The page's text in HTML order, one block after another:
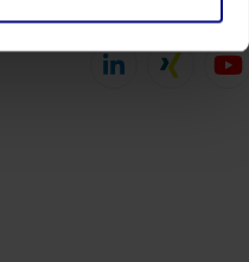
Follow Us